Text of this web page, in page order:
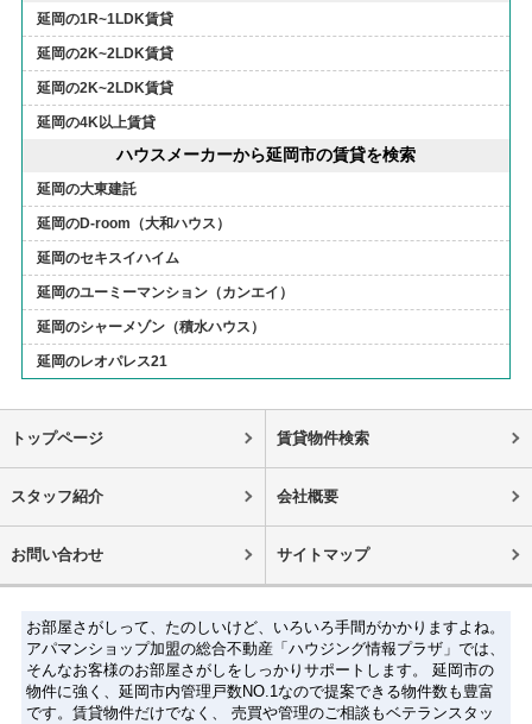
延岡の1R~1LDK賃貸
延岡の2K~2LDK賃貸
延岡の2K~2LDK賃貸
延岡の4K以上賃貸
ハウスメーカーから延岡市の賃貸を検索
延岡の大東建託
延岡のD-room（大和ハウス）
延岡のセキスイハイム
延岡のユーミーマンション（カンエイ）
延岡のシャーメゾン（積水ハウス）
延岡のレオパレス21
トップページ 賃貸物件検索
スタッフ紹介 会社概要
お問い合わせ サイトマップ
お部屋さがしって、たのしいけど、いろいろ手間がかかりますよね。
アパマンショップ加盟の総合不動産「ハウジング情報プラザ」では、
そんなお客様のお部屋さがしをしっかりサポートします。 延岡市の
物件に強く、延岡市内管理戸数NO.1なので提案できる物件数も豊富
です。賃貸物件だけでなく、 売買や管理のご相談もベテランスタッ